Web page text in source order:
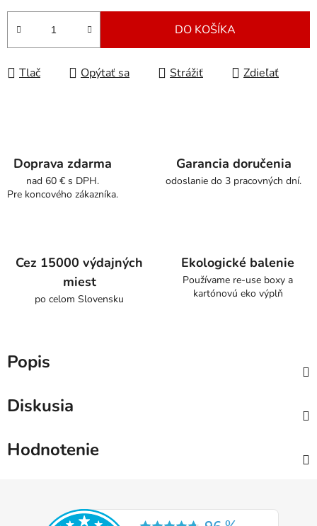
Jednotková cena:
DO KOŠÍKA
Tlač Opýtať sa Strážiť Zdieľať
Doprava zdarma
nad 60 € s DPH.
Pre koncového zákazníka.
Garancia doručenia
odoslanie do 3 pracovných dní.
Cez 15000 výdajných
miest
po celom Slovensku
Ekologické balenie
Používame re-use boxy a
kartónovú eko výplň
Popis
Diskusia
Hodnotenie